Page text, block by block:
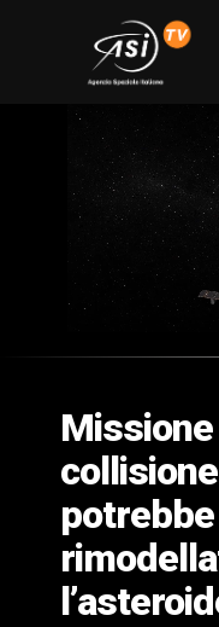
of
39
seconds
collisione